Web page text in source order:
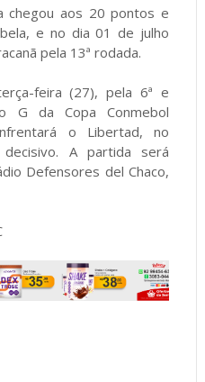
chegou aos 20 pontos e
e no dia 01 de julho
pela 13ª rodada.
feira (27), pela 6ª e
G da Copa Conmebol
o Libertad, no
A partida será
Defensores del Chaco,